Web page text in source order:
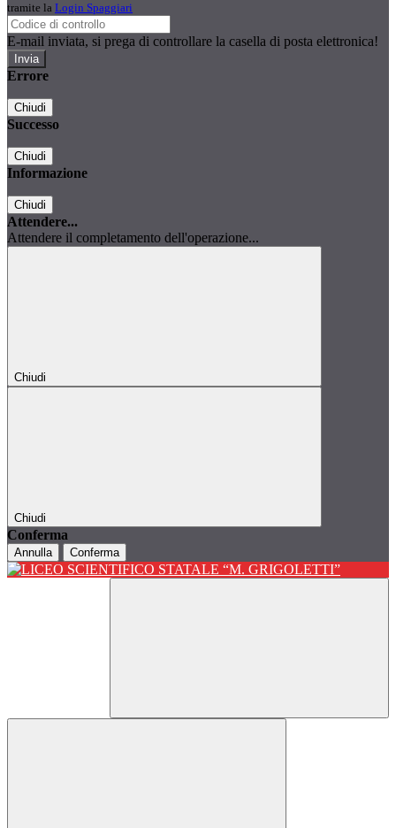
tramite la Login Spaggiari
E-mail inviata, si prega di controllare la casella di posta elettronica!
Errore
Chiudi
Successo
Chiudi
Informazione
Chiudi
Attendere...
Attendere il completamento dell'operazione...
Chiudi
Chiudi
Conferma
Annulla Conferma